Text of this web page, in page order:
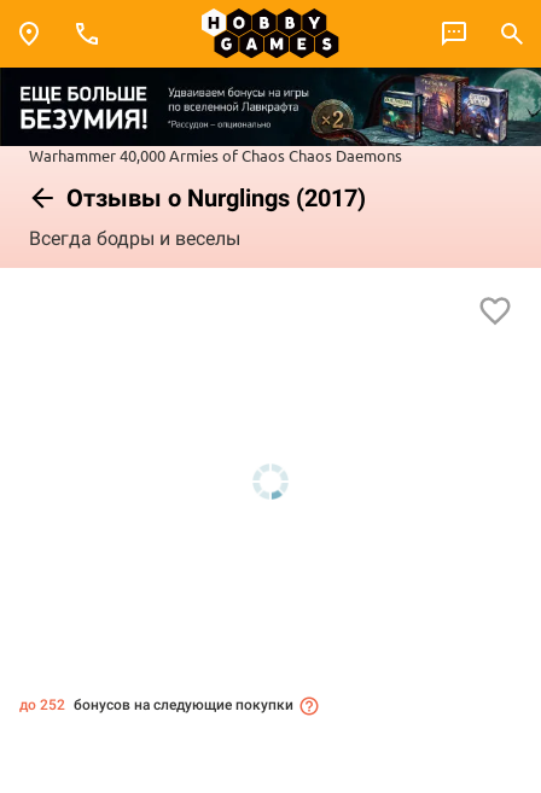
Warhammer 40,000Armies of ChaosChaos Daemons
Отзывы о Nurglings (2017)
Всегда бодры и веселы
до 252 бонусов на следующие покупки